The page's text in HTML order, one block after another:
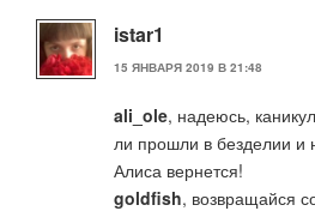
istar1
15 ЯНВАРЯ 2019 В 21:48
ali_ole, надеюсь,
ли прошли в безделии и
Алиса вернется!
goldfish, возвращайся